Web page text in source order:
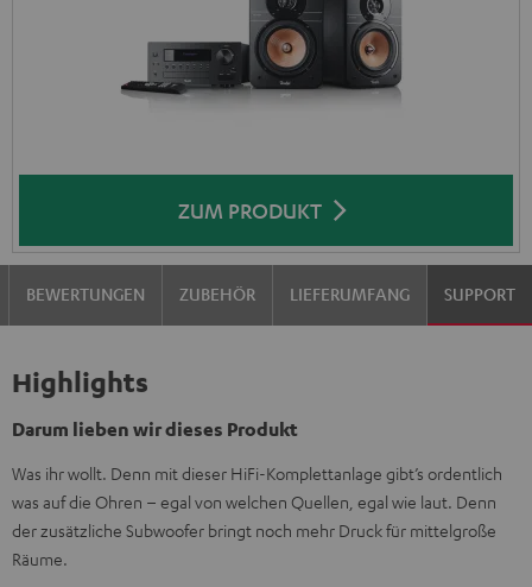
ZUM PRODUKT
BEWERTUNGEN ZUBEHÖR LIEFERUMFANG SUPPORT
Highlights
Darum lieben wir dieses Produkt
Was ihr wollt. Denn mit dieser HiFi-Komplettanlage gibt’s ordentlich
was auf die Ohren – egal von welchen Quellen, egal wie laut. Denn
der zusätzliche Subwoofer bringt noch mehr Druck für mittelgroße
Räume.